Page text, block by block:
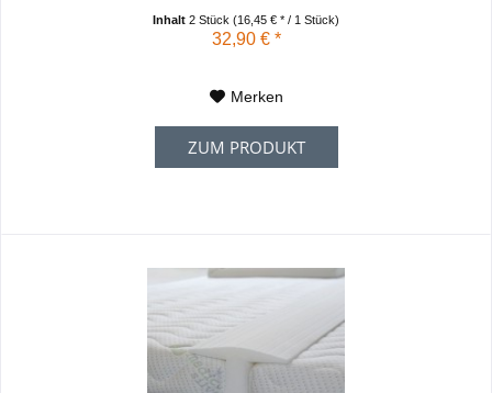
Inhalt2 Stück(16,45 € * / 1 Stück)
32,90 € *
Merken
ZUM PRODUKT